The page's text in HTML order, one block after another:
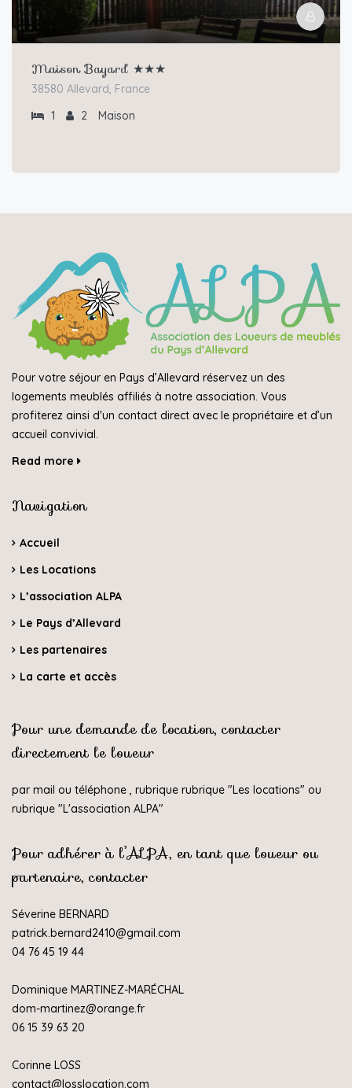
Maison Bayard ★★★
38580 Allevard, France
1
2 Maison
Pour votre séjour en Pays d’Allevard réservez un des
logements meublés affiliés à notre association. Vous
profiterez ainsi d'un contact direct avec le propriétaire et d’un
accueil convivial.
Read more
Navigation
Accueil
Les Locations
L’association ALPA
Le Pays d’Allevard
Les partenaires
La carte et accès
Pour une demande de location, contacter
directement le loueur
par mail ou téléphone , rubrique rubrique "Les locations" ou
rubrique "L'association ALPA"
Pour adhérer à l’ALPA, en tant que loueur ou
partenaire, contacter
Séverine BERNARD
patrick.bernard2410@gmail.com
04 76 45 19 44
Dominique MARTINEZ-MARÉCHAL
dom-martinez@orange.fr
06 15 39 63 20
Corinne LOSS
contact@losslocation.com